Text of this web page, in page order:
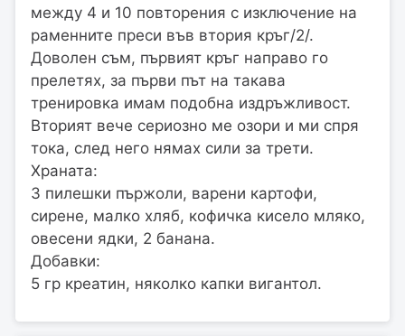
между 4 и 10 повторения с изключение на
раменните преси във втория кръг/2/.
Доволен съм, първият кръг направо го
прелетях, за първи път на такава
тренировка имам подобна издръжливост.
Вторият вече сериозно ме озори и ми спря
тока, след него нямах сили за трети.
Храната:
3 пилешки пържоли, варени картофи,
сирене, малко хляб, кофичка кисело мляко,
овесени ядки, 2 банана.
Добавки:
5 гр креатин, няколко капки вигантол.